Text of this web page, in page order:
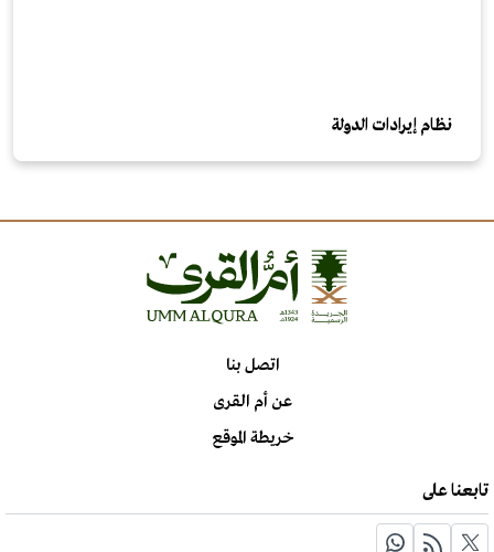
نظام إيرادات الدولة
اتصل بنا
عن أم القرى
خريطة الموقع
تابعنا على